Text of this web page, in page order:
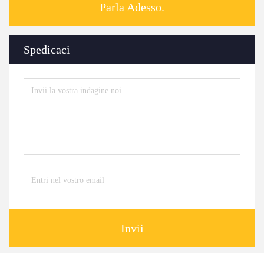
Parla Adesso.
Spedicaci
Invii